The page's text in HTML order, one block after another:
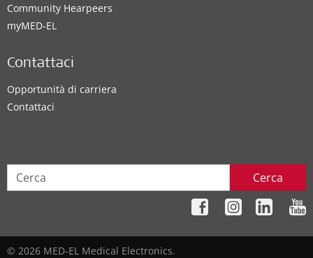
Community Hearpeers
myMED‑EL
Contattaci
Opportunità di carriera
Contattaci
Cerca
© 2026 MED-EL Medical Electronics.